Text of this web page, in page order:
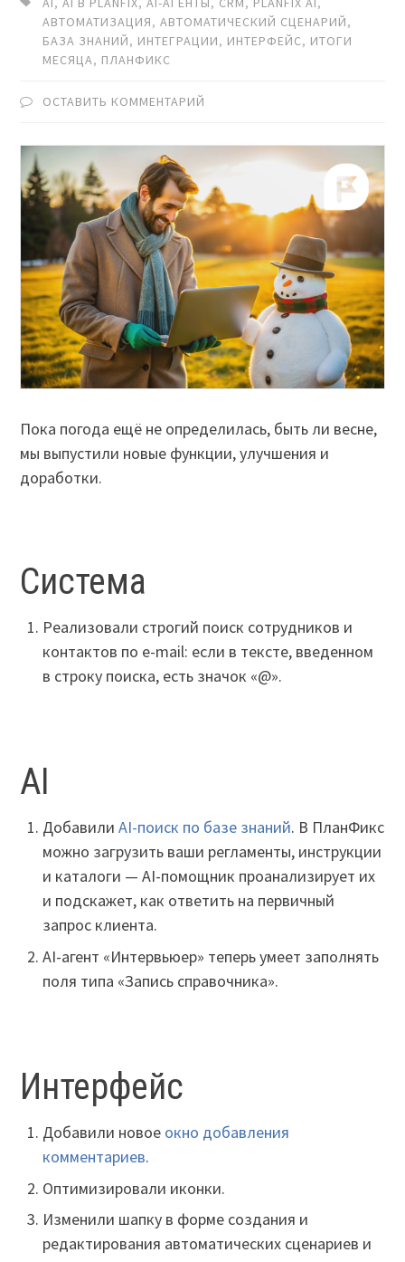
АВТОМАТИЗАЦИЯ,АВТОМАТИЧЕСКИЙ СЦЕНАРИЙ,
БАЗА ЗНАНИЙ, ИНТЕГРАЦИИ, ИНТЕРФЕЙС, ИТОГИ
МЕСЯЦА, ПЛАНФИКС
ОСТАВИТЬ КОММЕНТАРИЙ
Пока погода ещё не определилась, быть ли весне,
мы выпустили новые функции, улучшения и
доработки.
Система
Реализовали строгий поиск сотрудников и
контактов по e-mail: если в тексте, введенном
в строку поиска, есть значок «@».
AI
ДобавилиAI-поиск по базе знаний. В ПланФикс
можно загрузить ваши регламенты, инструкции
и каталоги — AI-помощник проанализирует их
и подскажет, как ответить на первичный
запрос клиента.
AI-агент «Интервьюер» теперь умеет заполнять
поля типа «Запись справочника».
Интерфейс
Добавили новое окно добавления
комментариев.
Оптимизировали иконки.
Изменили шапку в форме создания и
редактирования автоматических сценариев и